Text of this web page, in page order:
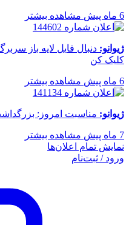
6 ماه پیش مشاهده بیشتر
ژیوانو: دنبال فایل لایه باز
کلیک کن
6 ماه پیش مشاهده بیشتر
ژیوانو: مناسبت امروز:
7 ماه پیش
مشاهده بیشتر
نمایش تمام اعلان‌ها
ورود / ثبت‌نام